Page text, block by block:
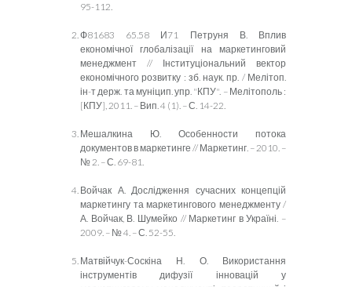
95-112.
Ф81683 65.58 И71 Петруня В. Вплив
економічної глобалізації на маркетинговий
менеджмент // Інституціональний вектор
економічного розвитку : зб. наук. пр. / Мелітоп.
ін-т держ. та муніцип. упр. "КПУ". – Мелітополь :
[КПУ], 2011. – Вип. 4 (1). – С. 14-22.
Мешалкина Ю. Особенности потока
документов в маркетинге // Маркетинг. – 2010. –
№ 2. – С. 69-81.
Войчак А. Дослідження сучасних концепцій
маркетингу та маркетингового менеджменту /
А. Войчак, В. Шумейко // Маркетинг в Україні. –
2009. – № 4. – С. 52-55.
Матвійчук-Соскіна Н. О. Використання
інструментів дифузії інновацій у